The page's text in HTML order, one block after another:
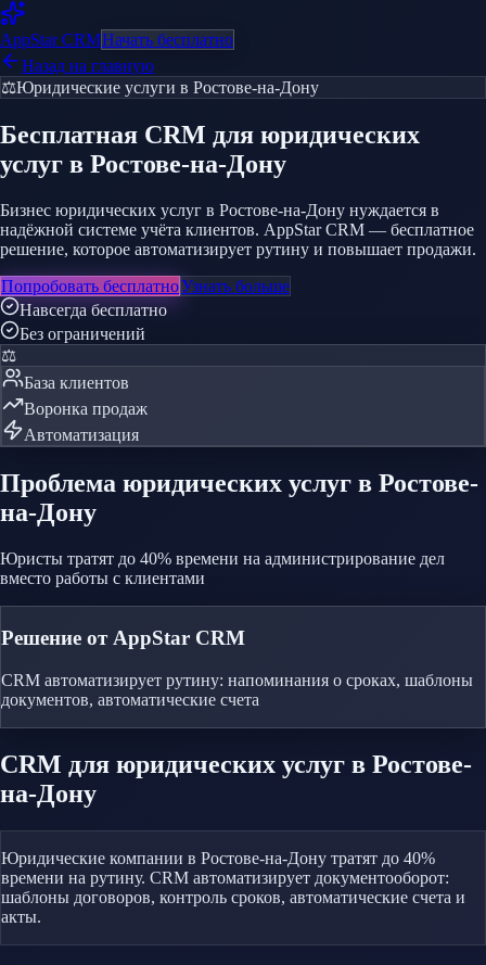
AppStarCRMНачать бесплатно
Назад на главную
⚖️Юридические услуги в Ростове-на-Дону
Бесплатная CRM для юридических
услуг в Ростове-на-Дону
Бизнес юридических услуг в Ростове-на-Дону нуждается в
надёжной системе учёта клиентов. AppStar CRM — бесплатное
решение, которое автоматизирует рутину и повышает продажи.
Попробовать бесплатноУзнать больше
Навсегда бесплатно
Без ограничений
⚖️
База клиентов
Воронка продаж
Автоматизация
Проблема юридических услуг в Ростове-
на-Дону
Юристы тратят до 40% времени на администрирование дел
вместо работы с клиентами
Решение от AppStar CRM
CRM автоматизирует рутину: напоминания о сроках, шаблоны
документов, автоматические счета
CRM для юридических услуг в Ростове-
на-Дону
Юридические компании в Ростове-на-Дону тратят до 40%
времени на рутину. CRM автоматизирует документооборот:
шаблоны договоров, контроль сроков, автоматические счета и
акты.